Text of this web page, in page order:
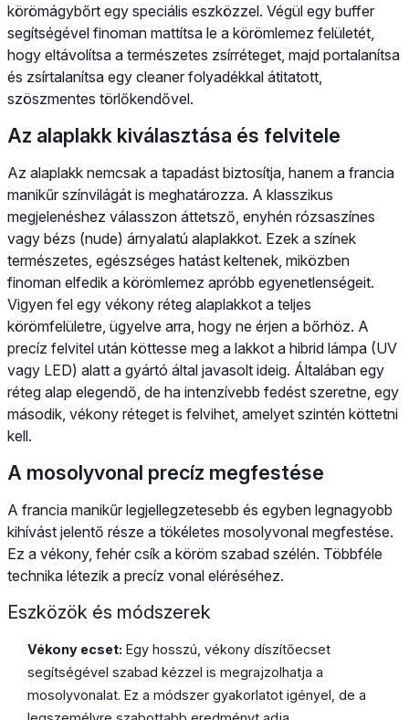
körömágybőrt egy speciális eszközzel. Végül egy buffer
segítségével finoman mattítsa le a körömlemez felületét,
hogy eltávolítsa a természetes zsírréteget, majd portalanítsa
és zsírtalanítsa egy cleaner folyadékkal átitatott,
szöszmentes törlőkendővel.
Az alaplakk kiválasztása és felvitele
Az alaplakk nemcsak a tapadást biztosítja, hanem a francia
manikűr színvilágát is meghatározza. A klasszikus
megjelenéshez válasszon áttetsző, enyhén rózsaszínes
vagy bézs (nude) árnyalatú alaplakkot. Ezek a színek
természetes, egészséges hatást keltenek, miközben
finoman elfedik a körömlemez apróbb egyenetlenségeit.
Vigyen fel egy vékony réteg alaplakkot a teljes
körömfelületre, ügyelve arra, hogy ne érjen a bőrhöz. A
precíz felvitel után köttesse meg a lakkot a hibrid lámpa (UV
vagy LED) alatt a gyártó által javasolt ideig. Általában egy
réteg alap elegendő, de ha intenzívebb fedést szeretne, egy
második, vékony réteget is felvihet, amelyet szintén köttetni
kell.
A mosolyvonal precíz megfestése
A francia manikűr legjellegzetesebb és egyben legnagyobb
kihívást jelentő része a tökéletes mosolyvonal megfestése.
Ez a vékony, fehér csík a köröm szabad szélén. Többféle
technika létezik a precíz vonal eléréséhez.
Eszközök és módszerek
Vékony ecset: Egy hosszú, vékony díszítőecset
segítségével szabad kézzel is megrajzolhatja a
mosolyvonalat. Ez a módszer gyakorlatot igényel, de a